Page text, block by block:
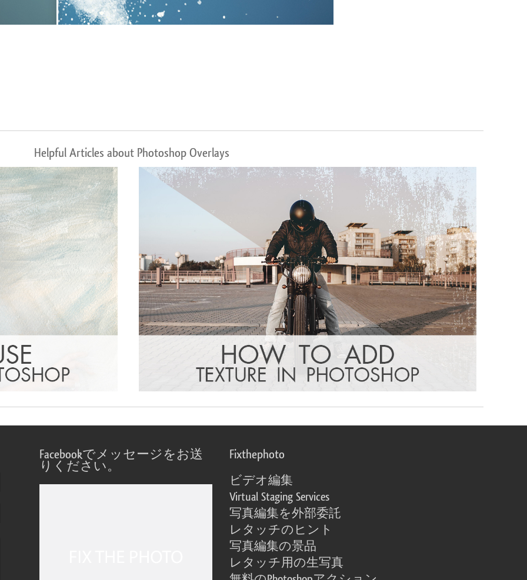
Helpful Articles about Photoshop Overlays
Facebookでメッセージをお送
りください。
Fixthephoto
ビデオ編集
Virtual Staging Services
写真編集を外部委託
レタッチのヒント
写真編集の景品
レタッチ用の生写真